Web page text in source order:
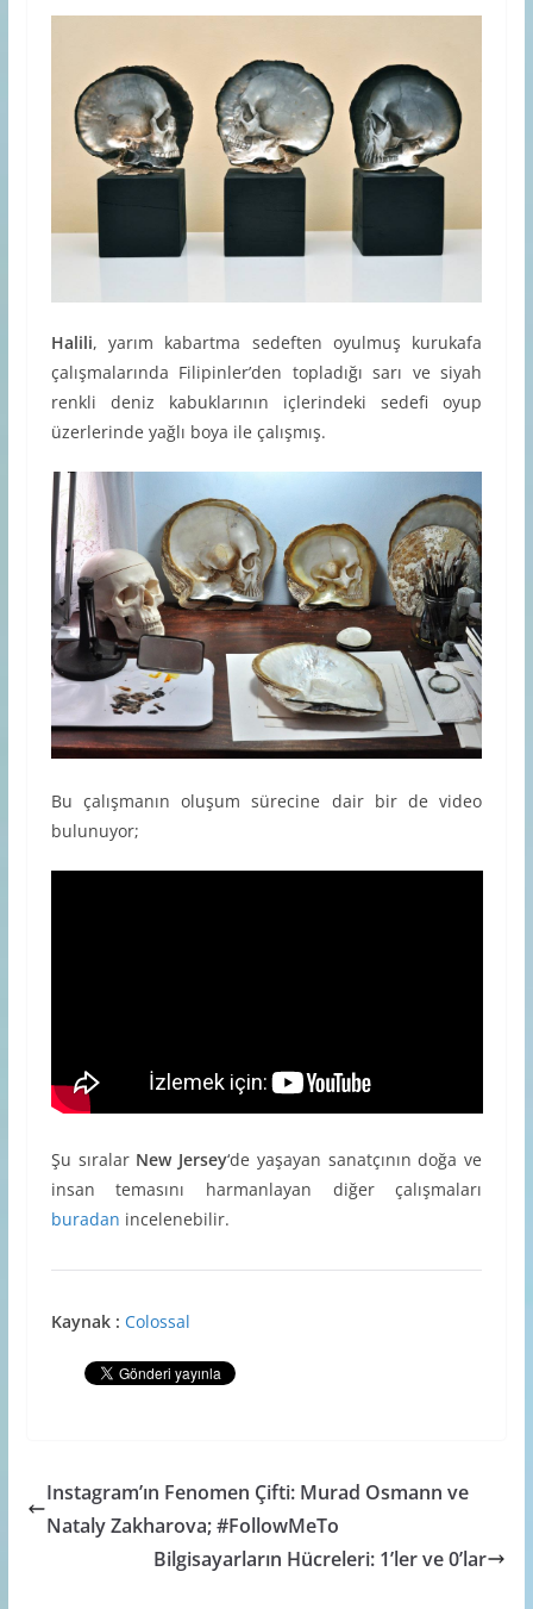
Halili, yarım kabartma sedeften oyulmuş kurukafa
çalışmalarında Filipinler’den topladığı sarı ve siyah
renkli deniz kabuklarının içlerindeki sedefi oyup
üzerlerinde yağlı boya ile çalışmış.
Bu çalışmanın oluşum sürecine dair bir de video
bulunuyor;
Şu sıralar New Jersey‘de yaşayan sanatçının doğa ve
insan temasını harmanlayan diğer çalışmaları
buradan incelenebilir.
Kaynak : Colossal
Instagram’ın Fenomen Çifti: Murad Osmann ve
Nataly Zakharova; #FollowMeTo
Bilgisayarların Hücreleri: 1’ler ve 0’lar